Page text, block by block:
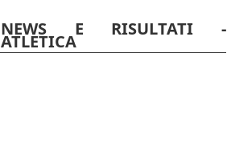
NEWS E RISULTATI -
ATLETICA